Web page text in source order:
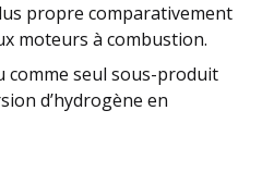
propre comparativement
moteurs à combustion.
comme seul sous-produit
d’hydrogène en